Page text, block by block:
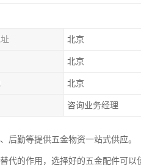
北京
北京
北京
咨询业务经理
后勤等提供五金物资一站式供应。
代的作用，选择好的五金配件可以